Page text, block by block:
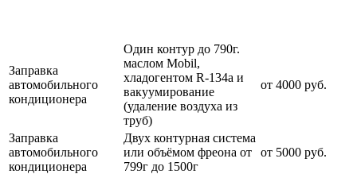
Заправка
автомобильного
кондиционера
Один контур до 790г.
маслом Mobil,
хладогентом R-134a и
вакуумирование
(удаление воздуха из
труб)
от 4000 руб.
Заправка
автомобильного
кондиционера
Двух контурная система
или объёмом фреона от
799г до 1500г
от 5000 руб.